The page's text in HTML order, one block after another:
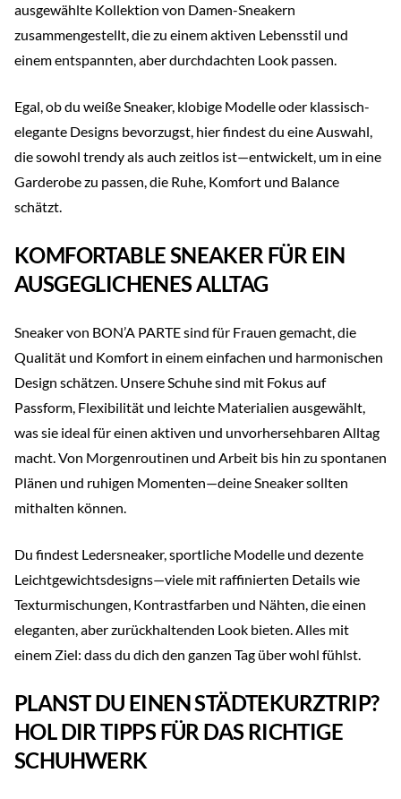
ausgewählte Kollektion von Damen-Sneakern
zusammengestellt, die zu einem aktiven Lebensstil und
einem entspannten, aber durchdachten Look passen.
Egal, ob du weiße Sneaker, klobige Modelle oder klassisch-
elegante Designs bevorzugst, hier findest du eine Auswahl,
die sowohl trendy als auch zeitlos ist—entwickelt, um in eine
Garderobe zu passen, die Ruhe, Komfort und Balance
schätzt.
KOMFORTABLE SNEAKER FÜR EIN
AUSGEGLICHENES ALLTAG
Sneaker von BON’A PARTE sind für Frauen gemacht, die
Qualität und Komfort in einem einfachen und harmonischen
Design schätzen. Unsere Schuhe sind mit Fokus auf
Passform, Flexibilität und leichte Materialien ausgewählt,
was sie ideal für einen aktiven und unvorhersehbaren Alltag
macht. Von Morgenroutinen und Arbeit bis hin zu spontanen
Plänen und ruhigen Momenten—deine Sneaker sollten
mithalten können.
Du findest Ledersneaker, sportliche Modelle und dezente
Leichtgewichtsdesigns—viele mit raffinierten Details wie
Texturmischungen, Kontrastfarben und Nähten, die einen
eleganten, aber zurückhaltenden Look bieten. Alles mit
einem Ziel: dass du dich den ganzen Tag über wohl fühlst.
PLANST DU EINEN STÄDTEKURZTRIP?
HOL DIR TIPPS FÜR DAS RICHTIGE
SCHUHWERK